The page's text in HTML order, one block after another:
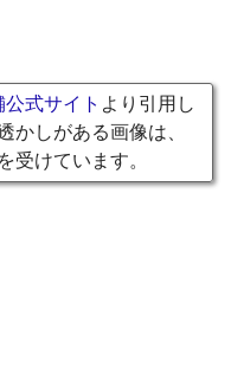
公式サイト より引用し
かしがある画像は、
受けています。